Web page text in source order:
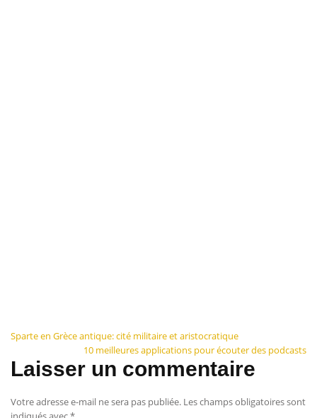
Navigation
de
Sparte en Grèce antique: cité militaire et aristocratique
10 meilleures applications pour écouter des podcasts
Laisser un commentaire
Votre adresse e-mail ne sera pas publiée. Les champs obligatoires sont